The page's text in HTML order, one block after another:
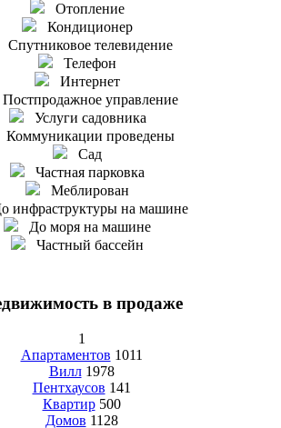
Отопление
Кондиционер
телевидение
Телефон
Интернет
управление
Услуги садовника
проведены
Сад
Частная парковка
Меблирован
инфраструктуры на машине
До моря на машине
Частный бассейн
в продаже
1
Апартаментов 1011
Вилл 1978
Пентхаусов 141
Квартир 500
Домов 1128